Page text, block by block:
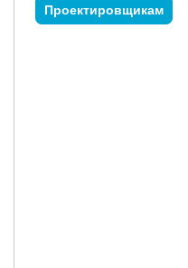
Проектировщикам